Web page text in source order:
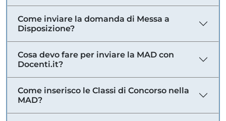
Come inviare la domanda di Messa a
Disposizione?
Cosa devo fare per inviare la MAD con
Docenti.it?
Come inserisco le Classi di Concorso nella
MAD?